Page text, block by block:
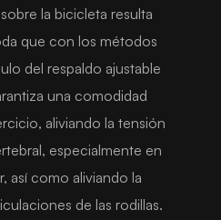
la bicicleta resulta
que con los métodos
del respaldo ajustable
una comodidad
aliviando la tensión
especialmente en
así como aliviando la
de las rodillas.